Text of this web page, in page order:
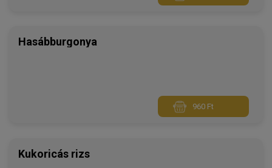
Hasábburgonya
960 Ft
Kukoricás rizs